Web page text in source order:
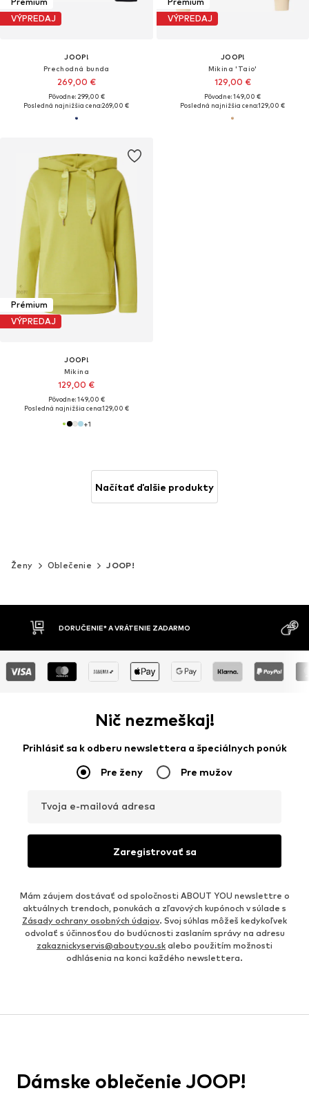
VÝPREDAJ
JOOP!
Prechodná bunda
269,00 €
Pôvodne: 299,00 €
Posledná najnižšia cena:269,00 €
VÝPREDAJ
JOOP!
Mikina 'Taio'
129,00 €
Pôvodne: 149,00 €
Posledná najnižšia cena:129,00 €
Prémium
VÝPREDAJ
JOOP!
Mikina
129,00 €
Pôvodne: 149,00 €
Posledná najnižšia cena:129,00 €
+1
Načítať ďalšie produkty
Ženy Oblečenie JOOP!
DOBIERKA
MOŽNOSŤ
Nič nezmeškaj!
Prihlásiť sa k odberu newslettera a špeciálnych ponúk
Pre ženy Pre mužov
Tvoja e-mailová adresa
Zaregistrovať sa
Mám záujem dostávať od spoločnosti ABOUT YOU newslettre o
aktuálnych trendoch, ponukách a zľavových kupónoch v súlade s
Zásady ochrany osobných údajov. Svoj súhlas môžeš kedykoľvek
odvolať s účinnosťou do budúcnosti zaslaním správy na adresu
zakaznickyservis@aboutyou.sk alebo použitím možnosti
odhlásenia na konci každého newslettera.
Dámske oblečenie JOOP!